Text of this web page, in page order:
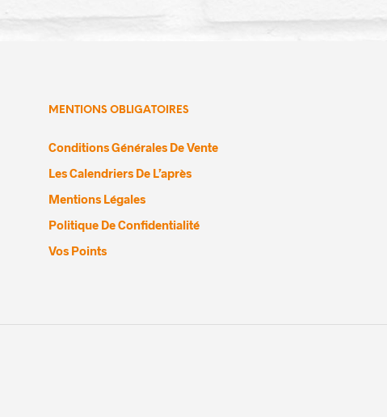
MENTIONS OBLIGATOIRES
Conditions Générales De Vente
Les Calendriers De L’après
Mentions Légales
Politique De Confidentialité
Vos Points